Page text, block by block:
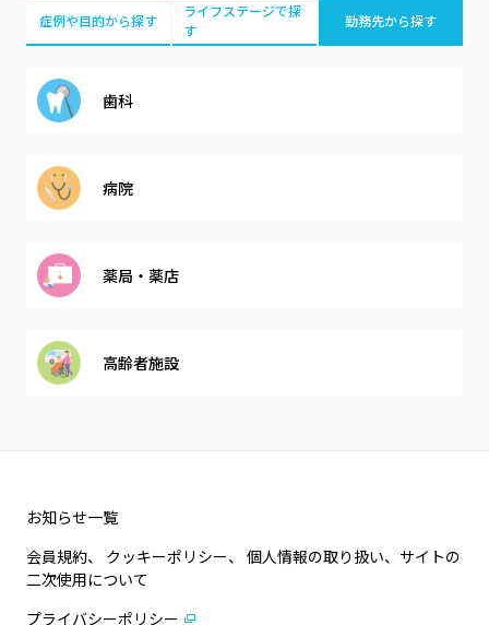
症例や目的から探す
ライフステージで探
す
勤務先から探す
歯科
病院
薬局・薬店
高齢者施設
お知らせ一覧
会員規約、 クッキーポリシー、 個人情報の取り扱い、サイトの
二次使用について
プライバシーポリシー